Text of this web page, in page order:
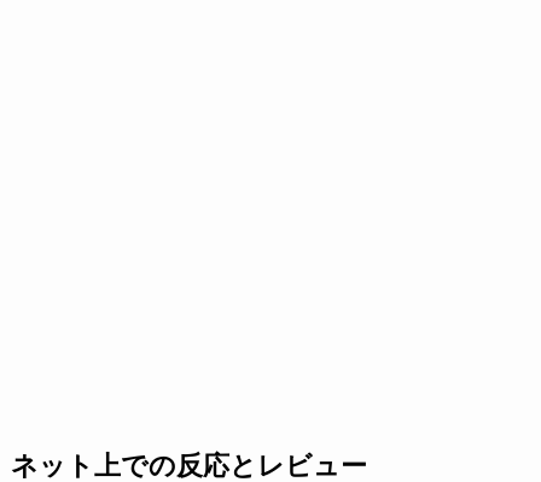
ネット上での反応とレビュー